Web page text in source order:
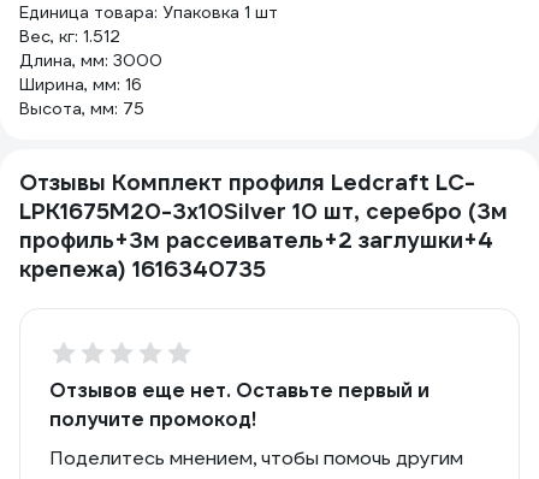
Единица товара: Упаковка 1 шт
Вес, кг: 1.512
Длина, мм: 3000
Ширина, мм: 16
Высота, мм: 75
Отзывы Комплект профиля Ledcraft LC-
LPK1675M20-3x10Silver 10 шт, серебро (3м
профиль+3м рассеиватель+2 заглушки+4
крепежа) 1616340735
Отзывов еще нет. Оставьте первый и
получите промокод!
Поделитесь мнением, чтобы помочь другим